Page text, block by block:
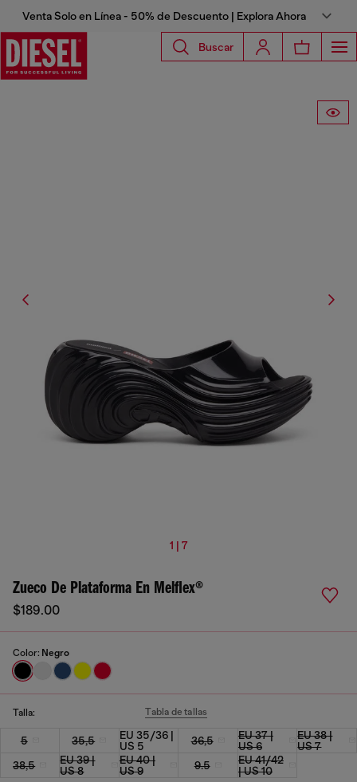
Venta Solo en Línea - 50% de Descuento | Explora Ahora
Buscar
1 | 7
Zueco De Plataforma En Melflex®
$189.00
Color: Negro
Talla: Tabla de tallas
5 35,5
EU 35/36 |
US 5
36,5
EU 37 |
US 6
EU 38 |
US 7
38,5
EU 39 |
US 8
EU 40 |
US 9
9.5
EU 41/42
| US 10